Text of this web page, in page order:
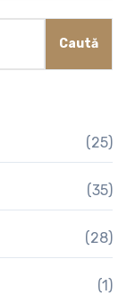
Caută
(25)
(35)
(28)
(1)